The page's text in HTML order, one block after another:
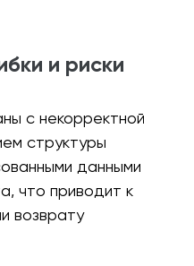
и риски
с некорректной
структуры
данными
что приводит к
возврату